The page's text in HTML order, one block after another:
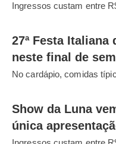
Ingressos custam entre
27ª Festa Italiana
neste final de
No cardápio, comidas
Show da Luna
única